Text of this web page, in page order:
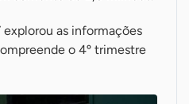
explorou as informações
o 4º trimestre